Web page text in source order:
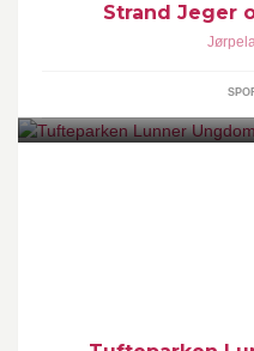
Strand Jeger